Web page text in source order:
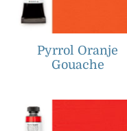
Pyrrol Oranje
Gouache